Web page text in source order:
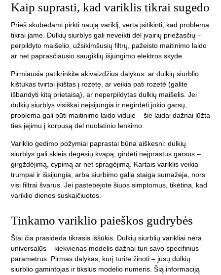
Kaip suprasti, kad variklis tikrai sugedo
Prieš skubėdami pirkti naują variklį, verta įsitikinti, kad problema
tikrai jame. Dulkių siurblys gali neveikti dėl įvairių priežasčių –
perpildyto maišelio, užsikimšusių filtrų, pažeisto maitinimo laido
ar net paprasčiausio saugiklių išjungimo elektros skyde.
Pirmiausia patikrinkite akivaizdžius dalykus: ar dulkių siurblio
kištukas tvirtai įkištas į rozetę, ar veikia pati rozetė (galite
išbandyti kitą prietaisą), ar neperpildytas dulkių maišelis. Jei
dulkių siurblys visiškai neįsijungia ir negirdėti jokio garsų,
problema gali būti maitinimo laido viduje – šie laidai dažnai lūžta
ties įėjimu į korpusą dėl nuolatinio lenkimo.
Variklio gedimo požymiai paprastai būna aiškesni: dulkių
siurblys gali skleis degėsių kvapą, girdėti neįprastus garsus –
girgždėjimą, cypimą ar net spragėjimą. Kartais variklis veikia
trumpai ir išsijungia, arba siurbimo galia staiga sumažėja, nors
visi filtrai švarus. Jei pastebėjote šiuos simptomus, tikėtina, kad
variklio dienos suskaičiuotos.
Tinkamo variklio paieškos gudrybės
Štai čia prasideda tikrasis iššūkis. Dulkių siurblių varikliai nėra
universalūs – kiekvienas modelis dažnai turi savo specifinius
parametrus. Pirmas dalykas, kurį turite žinoti – jūsų dulkių
siurblio gamintojas ir tikslus modelio numeris. Šią informaciją